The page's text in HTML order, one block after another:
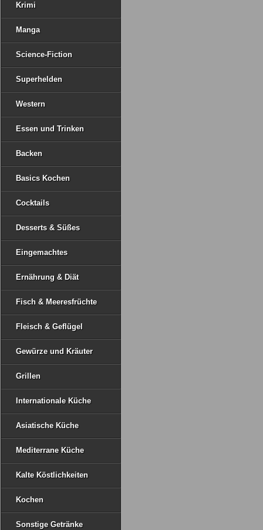
Krimi
Manga
Science-Fiction
Superhelden
Western
Essen und Trinken
Backen
Basics Kochen
Cocktails
Desserts & Süßes
Eingemachtes
Ernährung & Diät
Fisch & Meeresfrüchte
Fleisch & Geflügel
Gewürze und Kräuter
Grillen
Internationale Küche
Asiatische Küche
Mediterrane Küche
Kalte Köstlichkeiten
Kochen
Sonstige Getränke